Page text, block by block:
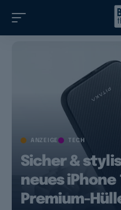
ANZEIGE TECH
Sicher &
neues iPhone
Premium-